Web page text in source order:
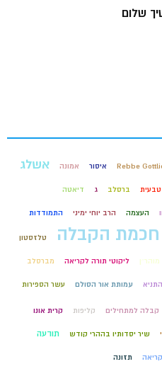
שלום
Rebbe איסור אמונה אשלג
טבעית ברסלב ג דיאטה
העצמה הרב יוחי ימיני התמודדות
חכמת הקבלה טלזסטון
מוהר״ן ליקוטי תורה לקריאה מברסלב
עמותת אור הסולם עשר הספירות
קבלה למתחילים קליפות קרית אונו
שיר יסדותיו בההרי קודש תודעה
תזונה